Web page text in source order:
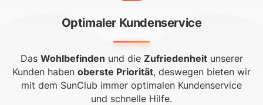
Optimaler Kundenservice
Das Wohlbefinden und die Zufriedenheitunserer
Kunden haben oberste Priorität, deswegen bieten wir
mit dem SunClub immer optimalen Kundenservice
und schnelle Hilfe.